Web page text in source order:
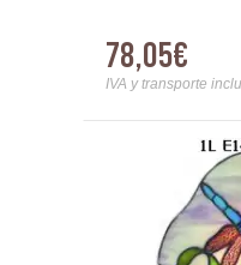
78,05€
IVA y transporte